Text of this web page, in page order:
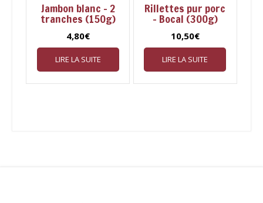
Jambon blanc – 2
tranches (150g)
4,80€
LIRE LA SUITE
Rillettes pur porc
– Bocal (300g)
10,50€
LIRE LA SUITE